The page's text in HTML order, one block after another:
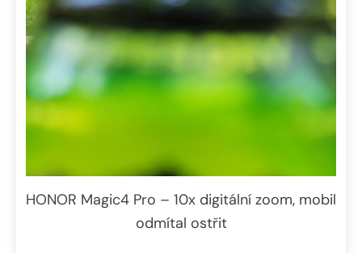
HONOR Magic4 Pro – 10x digitální zoom, mobil
odmítal ostřit